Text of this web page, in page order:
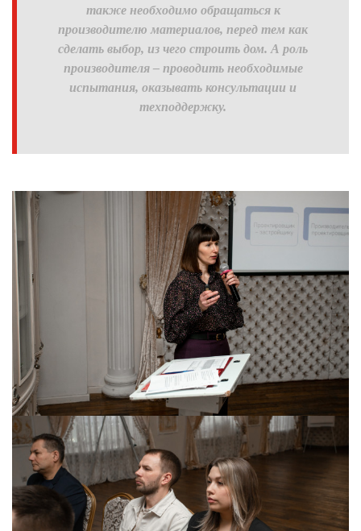
также необходимо обращаться к
производителю материалов, перед тем как
сделать выбор, из чего строить дом. А роль
производителя – проводить необходимые
испытания, оказывать консультации и
техподдержку.